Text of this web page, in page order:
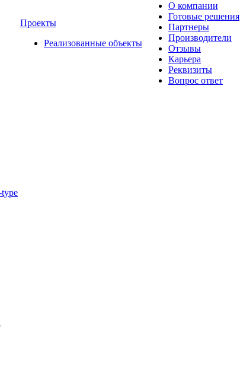
Проекты
Реализованные объекты
О компании
Готовые решения
Партнеры
Производители
Отзывы
Карьера
Реквизиты
Вопрос ответ